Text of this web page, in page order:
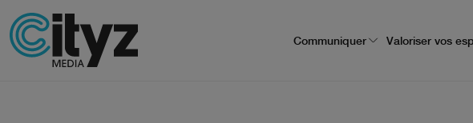
Communiquer Valoriser vos